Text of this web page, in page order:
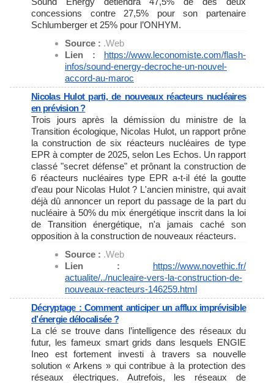
concessions contre 27,5% pour son partenaire
Schlumberger et 25% pour l’ONHYM.
Source : .Web
Lien : https://www.leconomiste.com/flash-
infos/sound-energy-decroche-un-nouvel-
accord-au-maroc
Nicolas Hulot parti, de nouveaux réacteurs nucléaires
en prévision ?
Trois jours après la démission du ministre de la
Transition écologique, Nicolas Hulot, un rapport prône
la construction de six réacteurs nucléaires de type
EPR à compter de 2025, selon Les Echos. Un rapport
classé "secret défense" et prônant la construction de
6 réacteurs nucléaires type EPR a-t-il été la goutte
d’eau pour Nicolas Hulot ? L'ancien ministre, qui avait
déjà dû annoncer un report du passage de la part du
nucléaire à 50% du mix énergétique inscrit dans la loi
de Transition énergétique, n'a jamais caché son
opposition à la construction de nouveaux réacteurs.
Source : .Web
Lien : https://www.novethic.fr/
actualite/../nucleaire-vers-la-construction-de-
nouveaux-reacteurs-146259.html
Décryptage : Comment anticiper un afflux imprévisible
d’énergie délocalisée ?
La clé se trouve dans l’intelligence des réseaux du
futur, les fameux smart grids dans lesquels ENGIE
Ineo est fortement investi à travers sa nouvelle
solution « Arkens » qui contribue à la protection des
réseaux électriques. Autrefois, les réseaux de